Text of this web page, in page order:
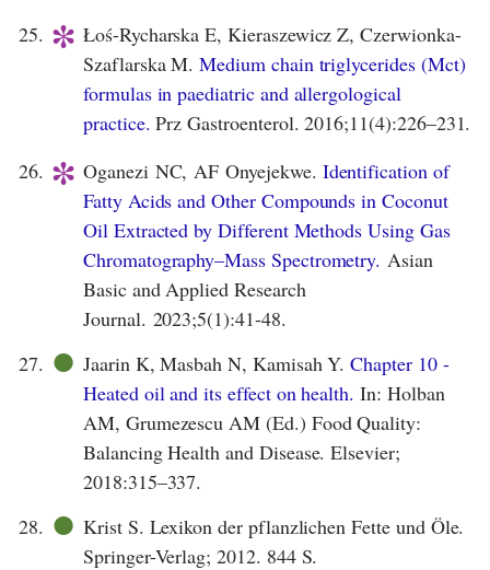
25. * Łoś-Rycharska E, Kieraszewicz Z, Czerwionka-
Szaflarska M.Medium chain triglycerides (Mct)
formulas in paediatric and allergological
practice. Prz Gastroenterol. 2016;11(4):226–231.
26. * Oganezi NC, AF Onyejekwe. Identification of
Fatty Acids and Other Compounds in Coconut
Oil Extracted by Different Methods Using Gas
Chromatography–Mass Spectrometry. Asian
Basic and Applied Research
Journal. 2023;5(1):41-48.
27. ● Jaarin K, Masbah N, Kamisah Y.Chapter 10 -
Heated oil and its effect on health. In: Holban
AM, Grumezescu AM (Ed.) Food Quality:
Balancing Health and Disease. Elsevier;
2018:315–337.
28. ● Krist S. Lexikon der pflanzlichen Fette und Öle.
Springer-Verlag; 2012. 844 S.